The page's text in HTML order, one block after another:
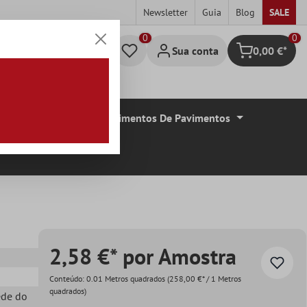
Newsletter Guia Blog SALE
Sua conta Carrinho de
0
0,00 €*
Revestimentos De Pavimentos
do
2,58 €* por Amostra
Conteúdo: 0.01 Metros quadrados (258,00 €* / 1 Metros
quadrados)